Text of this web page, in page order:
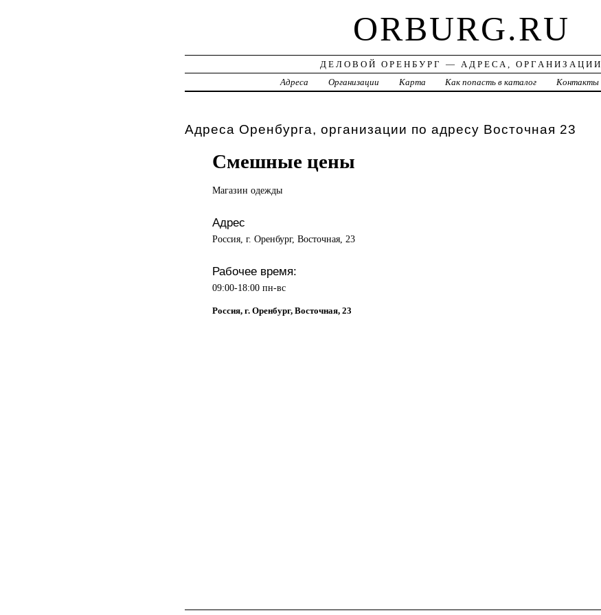
ORBURG.RU
ДЕЛОВОЙ ОРЕНБУРГ — АДРЕСА, ОРГАНИЗАЦИИ
Адреса
Организации Карта Как попасть в каталог Контакты
Адреса Оренбурга, организации по адресу Восточная 23
Смешные цены
Магазин одежды
Адрес
Россия, г. Оренбург, Восточная, 23
Рабочее время:
09:00-18:00 пн-вс
Россия, г. Оренбург, Восточная, 23